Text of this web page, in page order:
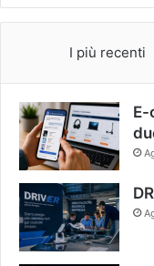
I più recenti
E-